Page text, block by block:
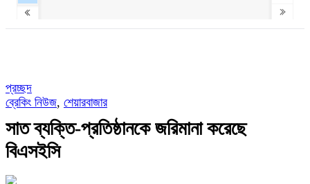
প্রচ্ছদ
ব্রেকিং নিউজ, শেয়ারবাজার
সাত ব্যক্তি-প্রতিষ্ঠানকে জরিমানা করেছে
বিএসইসি